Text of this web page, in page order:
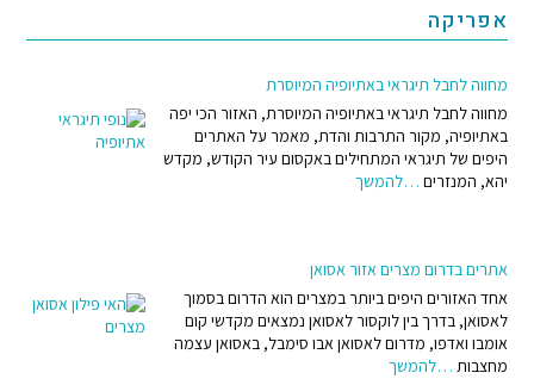
אפריקה
מחווה לחבל תיגראי באתיופיה המיוסרת
מחווה לחבל תיגראי באתיופיה המיוסרת, האזור הכי יפה
באתיופיה, מקור התרבות והדת, מאמר על האתרים
היפים של תיגראי המתחילים באקסום עיר הקודש, מקדש
יהא, המנזרים…להמשך
אתרים בדרום מצרים אזור אסואן
אחד האזורים היפים ביותר במצרים הוא הדרום בסמוך
לאסואן, בדרך בין לוקסור לאסואן נמצאים מקדשי קום
אומבו ואדפו, מדרום לאסואן אבו סימבל, באסואן עצמה
מחצבות…להמשך